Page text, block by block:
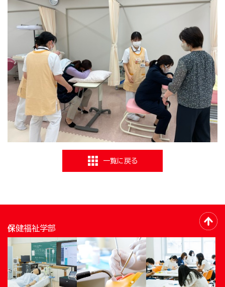
一覧に戻る
保健福祉学部